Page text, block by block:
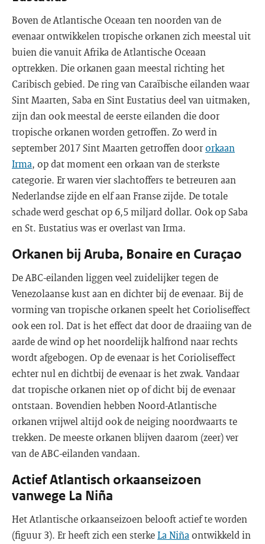
Boven de Atlantische Oceaan ten noorden van de
evenaar ontwikkelen tropische orkanen zich meestal uit
buien die vanuit Afrika de Atlantische Oceaan
optrekken. Die orkanen gaan meestal richting het
Caribisch gebied. De ring van Caraïbische eilanden waar
Sint Maarten, Saba en Sint Eustatius deel van uitmaken,
zijn dan ook meestal de eerste eilanden die door
tropische orkanen worden getroffen. Zo werd in
september 2017 Sint Maarten getroffen doororkaan
Irma, op dat moment een orkaan van de sterkste
categorie. Er waren vier slachtoffers te betreuren aan
Nederlandse zijde en elf aan Franse zijde. De totale
schade werd geschat op 6,5 miljard dollar. Ook op Saba
en St. Eustatius was er overlast van Irma.
Orkanen bij Aruba, Bonaire en Curaçao
De ABC-eilanden liggen veel zuidelijker tegen de
Venezolaanse kust aan en dichter bij de evenaar. Bij de
vorming van tropische orkanen speelt het Corioliseffect
ook een rol. Dat is het effect dat door de draaiing van de
aarde de wind op het noordelijk halfrond naar rechts
wordt afgebogen. Op de evenaar is het Corioliseffect
echter nul en dichtbij de evenaar is het zwak. Vandaar
dat tropische orkanen niet op of dicht bij de evenaar
ontstaan. Bovendien hebben Noord-Atlantische
orkanen vrijwel altijd ook de neiging noordwaarts te
trekken. De meeste orkanen blijven daarom (zeer) ver
van de ABC-eilanden vandaan.
Actief Atlantisch orkaanseizoen
vanwege La Niña
Het Atlantische orkaanseizoen belooft actief te worden
(figuur 3). Er heeft zich een sterkeLa Niña ontwikkeld in